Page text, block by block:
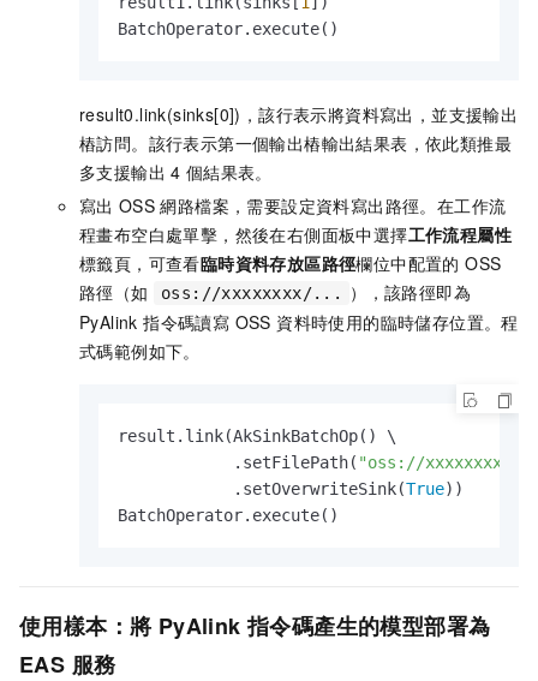
BatchOperator.execute()
result0.link(sinks[0])，該行表示將資料寫出，並支援輸出
樁訪問。該行表示第一個輸出樁輸出結果表，依此類推最
多支援輸出 4 個結果表。
寫出 OSS 網路檔案，需要設定資料寫出路徑。在工作流
程畫布空白處單擊，然後在右側面板中選擇工作流程屬性
標籤頁，可查看臨時資料存放區路徑欄位中配置的 OSS
路徑（如
oss://xxxxxxxx/...
），該路徑即為
PyAlink 指令碼讀寫 OSS 資料時使用的臨時儲存位置。程
式碼範例如下。
result.link(AkSinkBatchOp() \
            .setFilePath(
"oss://xxxxxxxx/
            .setOverwriteSink(
True))
BatchOperator.execute()
使用樣本：將 PyAlink 指令碼產生的模型部署為
EAS 服務